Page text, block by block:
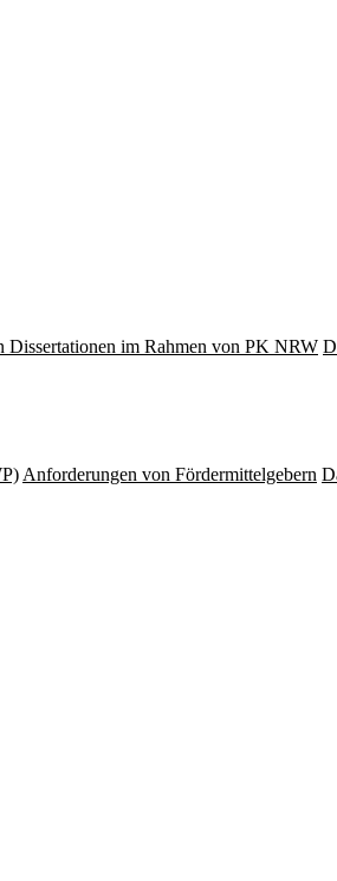
Dissertationen im Rahmen von PK NRW
Anforderungen von Fördermittelgebern